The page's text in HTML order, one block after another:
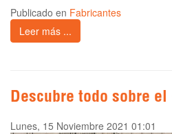
Publicado en Fabricantes
Leer más ...
Descubre todo sobre
Lunes, 15 Noviembre 2021 01:01